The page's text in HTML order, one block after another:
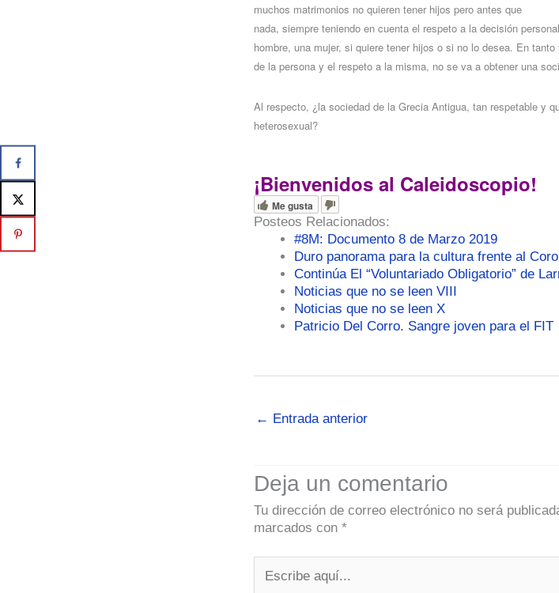
muchos matrimonios no quieren tener hijos pero antes que
nada, siempre teniendo en cuenta el respeto a la decisión
hombre, una mujer, si quiere tener hijos o si no lo desea. En
de la persona y el respeto a la misma, no se va a obtener una
Al respecto, ¿la sociedad de la Grecia Antigua, tan respetable y
heterosexual?
¡Bienvenidos al Caleidoscopio!
Me gusta
Posteos Relacionados:
#8M: Documento 8 de Marzo 2019
Duro panorama para la cultura frente al
Continúa El “Voluntariado Obligatorio” de
Noticias que no se leen VIII
Noticias que no se leen X
Patricio Del Corro. Sangre joven para el FIT
← Entrada anterior
Deja un comentario
Tu dirección de correo electrónico no será
marcados con *
aquí...